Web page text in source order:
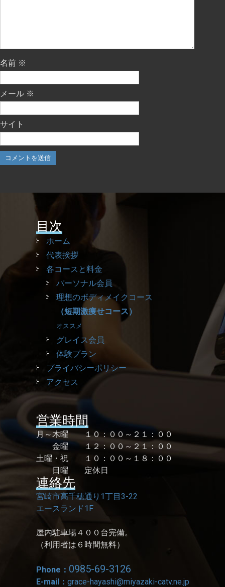
名前 ※
メール ※
サイト
目次
ホーム
代表挨拶
各コースと料金
パーソナル会員
理想のボディメイクコース
（短期激痩せコース）
オススメ
グレイス会員
体験プラン
プライバシーポリシー
アクセス
営業時間
月～木曜 １０：００～２１：００
金曜 １２：００～２１：００
土曜・祝 １０：００～１８：００
日曜 定休日
連絡先
宮崎市高千穂通り1丁目3-22
エースランド1F
屋内駐車場４００台完備。
（利用者は６時間無料）
Phone： 0985-69-3126
E-mail： grace-hayashi@miyazaki-catv.ne.jp